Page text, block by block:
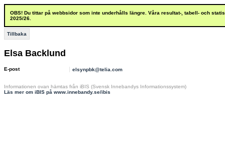
OBS! Du tittar på webbsidor som inte underhålls längre. Våra resultat-, tabell- och
2025/26.
Tillbaka
Elsa Backlund
E-post elsynpbk@telia.com
Informationen ovan hämtas från iBIS (Svensk Innebandys Informationssystem)
Läs mer om iBIS på www.innebandy.se/ibis